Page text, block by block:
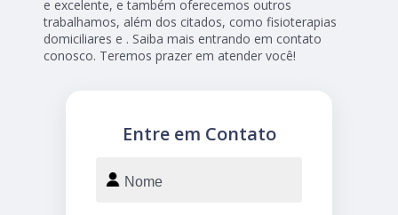
e excelente, e também oferecemos outros
trabalhamos, além dos citados, como fisioterapias
domiciliares e . Saiba mais entrando em contato
conosco. Teremos prazer em atender você!
Entre em Contato